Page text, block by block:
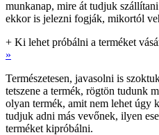
munkanap, mire át tudjuk
ekkor is jelezni fogják, mikortól
+ Ki lehet próbálni a terméket
»
Természetesen, javasolni is
tetszene a termék, rögtön tudunk
olyan termék, amit nem lehet úgy
tudjuk adni más vevőnek, ilyen
terméket kipróbálni.